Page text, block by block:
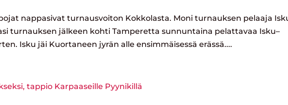
nappasivat turnausvoiton Kokkolasta. Moni turnauksen pelaaja
turnauksen jälkeen kohti Tamperetta sunnuntaina pelattavaa Isku–
Isku jäi Kuortaneen jyrän alle ensimmäisessä erässä....